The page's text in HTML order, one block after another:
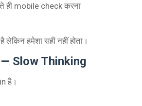
mobile check करना
हमेशा सही नहीं होता।
Slow Thinking
है।